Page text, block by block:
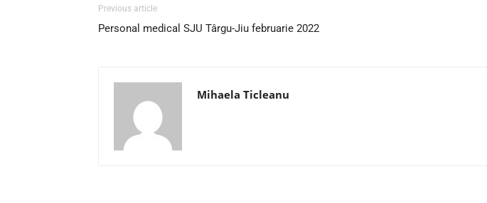
Previous article
Personal medical SJU Târgu-Jiu februarie 2022
Mihaela Ticleanu